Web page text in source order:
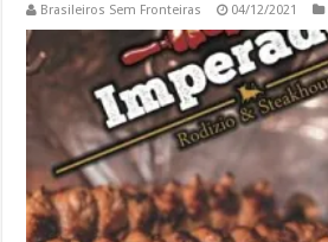
Brasileiros Sem Fronteiras 04/12/2021